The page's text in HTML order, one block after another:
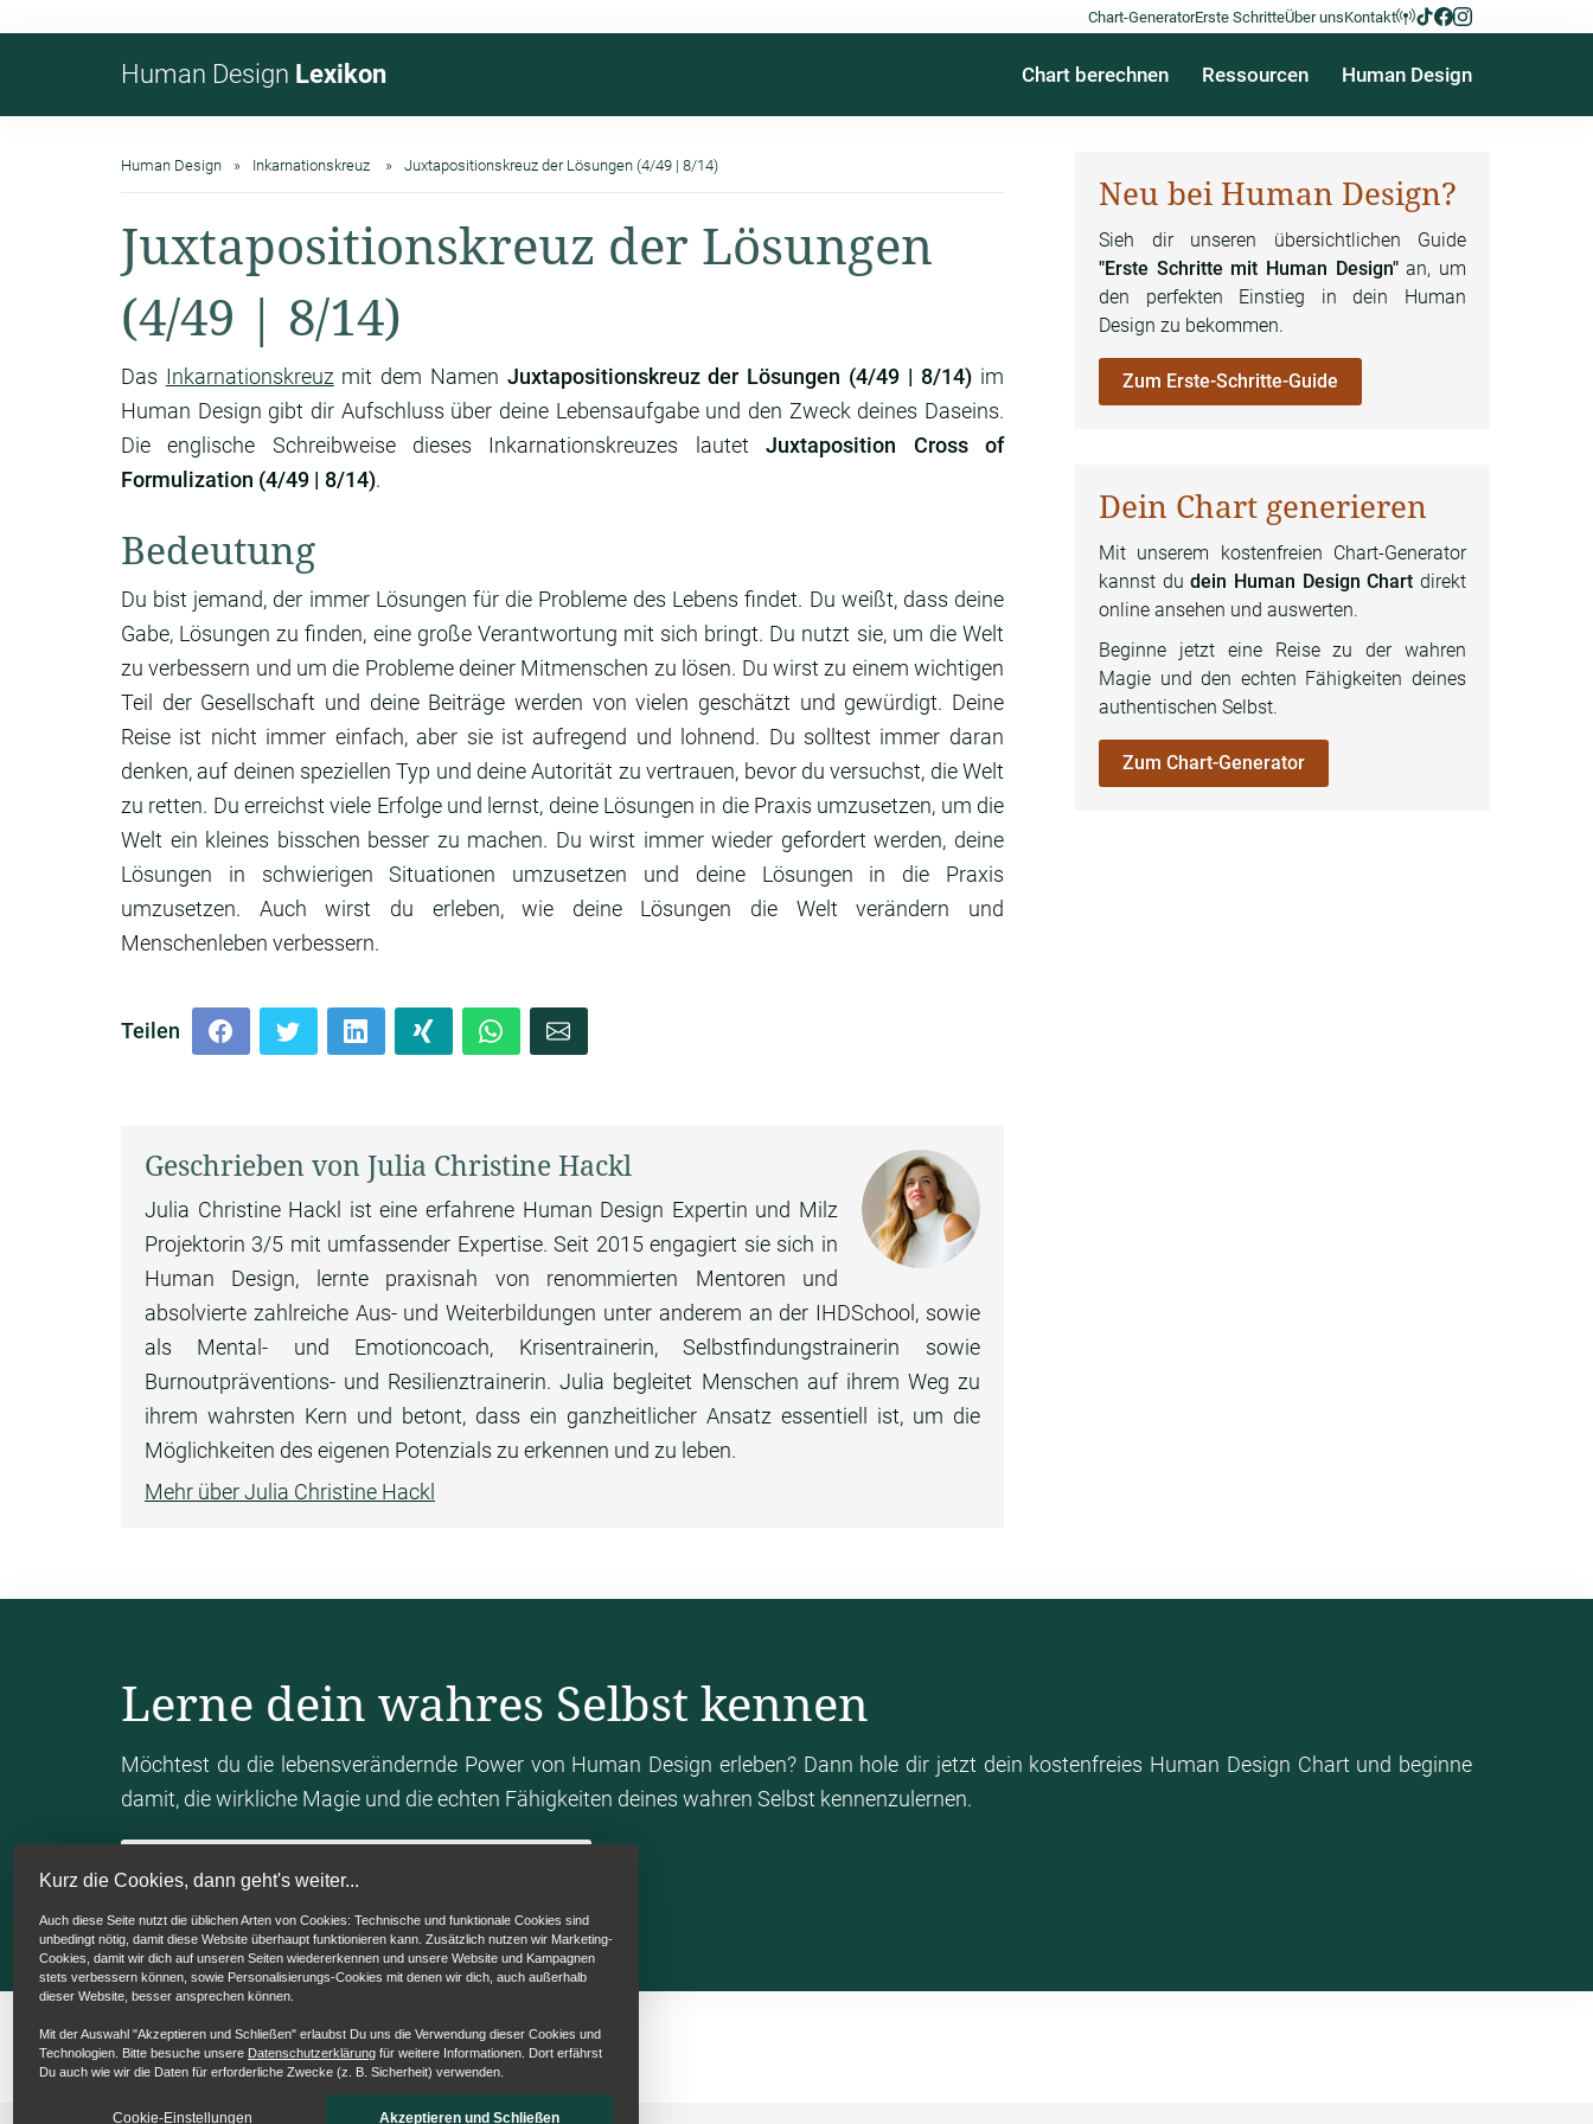
Kurz die Cookies, dann geht's weiter...
Auch diese Seite nutzt die üblichen Arten von Cookies: Technische und funktionale Cookies sind
unbedingt nötig, damit diese Website überhaupt funktionieren kann. Zusätzlich nutzen wir Marketing-
Cookies, damit wir dich auf unseren Seiten wiedererkennen und unsere Website und Kampagnen
stets verbessern können, sowie Personalisierungs-Cookies mit denen wir dich, auch außerhalb
dieser Website, besser ansprechen können.
Mit der Auswahl "Akzeptieren und Schließen" erlaubst Du uns die Verwendung dieser Cookies und
Technologien. Bitte besuche unsere Datenschutzerklärung für weitere Informationen. Dort erfährst
Du auch wie wir die Daten für erforderliche Zwecke (z. B. Sicherheit) verwenden.
Cookie-Einstellungen Akzeptieren und Schließen
Chart-GeneratorErste SchritteÜber unsKontakt
Human Design Lexikon Chart berechnen Ressourcen Human Design
Human Design Inkarnationskreuz Juxtapositionskreuz der Lösungen (4/49 | 8/14)
Juxtapositionskreuz der Lösungen
(4/49 | 8/14)
Das Inkarnationskreuz mit dem Namen Juxtapositionskreuz der Lösungen (4/49 | 8/14) im
Human Design gibt dir Aufschluss über deine Lebensaufgabe und den Zweck deines Daseins.
Die englische Schreibweise dieses Inkarnationskreuzes lautetJuxtaposition Cross of
Formulization (4/49 | 8/14).
Bedeutung
Du bist jemand, der immer Lösungen für die Probleme des Lebens findet. Du weißt, dass deine
Gabe, Lösungen zu finden, eine große Verantwortung mit sich bringt. Du nutzt sie, um die Welt
zu verbessern und um die Probleme deiner Mitmenschen zu lösen. Du wirst zu einem wichtigen
Teil der Gesellschaft und deine Beiträge werden von vielen geschätzt und gewürdigt. Deine
Reise ist nicht immer einfach, aber sie ist aufregend und lohnend. Du solltest immer daran
denken, auf deinen speziellen Typ und deine Autorität zu vertrauen, bevor du versuchst, die Welt
zu retten. Du erreichst viele Erfolge und lernst, deine Lösungen in die Praxis umzusetzen, um die
Welt ein kleines bisschen besser zu machen. Du wirst immer wieder gefordert werden, deine
Lösungen in schwierigen Situationen umzusetzen und deine Lösungen in die Praxis
umzusetzen. Auch wirst du erleben, wie deine Lösungen die Welt verändern und
Menschenleben verbessern.
Teilen
Geschrieben von Julia Christine Hackl
Julia Christine Hackl ist eine erfahrene Human Design Expertin und Milz
Projektorin 3/5 mit umfassender Expertise. Seit 2015 engagiert sie sich in
Human Design, lernte praxisnah von renommierten Mentoren und
absolvierte zahlreiche Aus- und Weiterbildungen unter anderem an der IHDSchool, sowie
als Mental- und Emotioncoach, Krisentrainerin, Selbstfindungstrainerin sowie
Burnoutpräventions- und Resilienztrainerin. Julia begleitet Menschen auf ihrem Weg zu
ihrem wahrsten Kern und betont, dass ein ganzheitlicher Ansatz essentiell ist, um die
Möglichkeiten des eigenen Potenzials zu erkennen und zu leben.
Mehr über Julia Christine Hackl
Neu bei Human Design?
Sieh dir unseren übersichtlichen Guide
"Erste Schritte mit Human Design"an, um
den perfekten Einstieg in dein Human
Design zu bekommen.
Zum Erste-Schritte-Guide
Dein Chart generieren
Mit unserem kostenfreien Chart-Generator
kannst dudein Human Design Chart direkt
online ansehen und auswerten.
Beginne jetzt eine Reise zu der wahren
Magie und den echten Fähigkeiten deines
authentischen Selbst.
Zum Chart-Generator
Lerne dein wahres Selbst kennen
Möchtest du die lebensverändernde Power von Human Design erleben? Dann hole dir jetzt dein kostenfreies Human Design Chart und beginne
damit, die wirkliche Magie und die echten Fähigkeiten deines wahren Selbst kennenzulernen.
Mein Human Design Chart berechnen